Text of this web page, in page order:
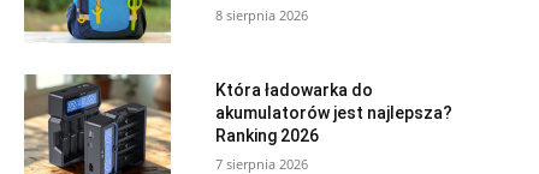
8 sierpnia 2026
Która ładowarka do
akumulatorów jest najlepsza?
Ranking 2026
7 sierpnia 2026